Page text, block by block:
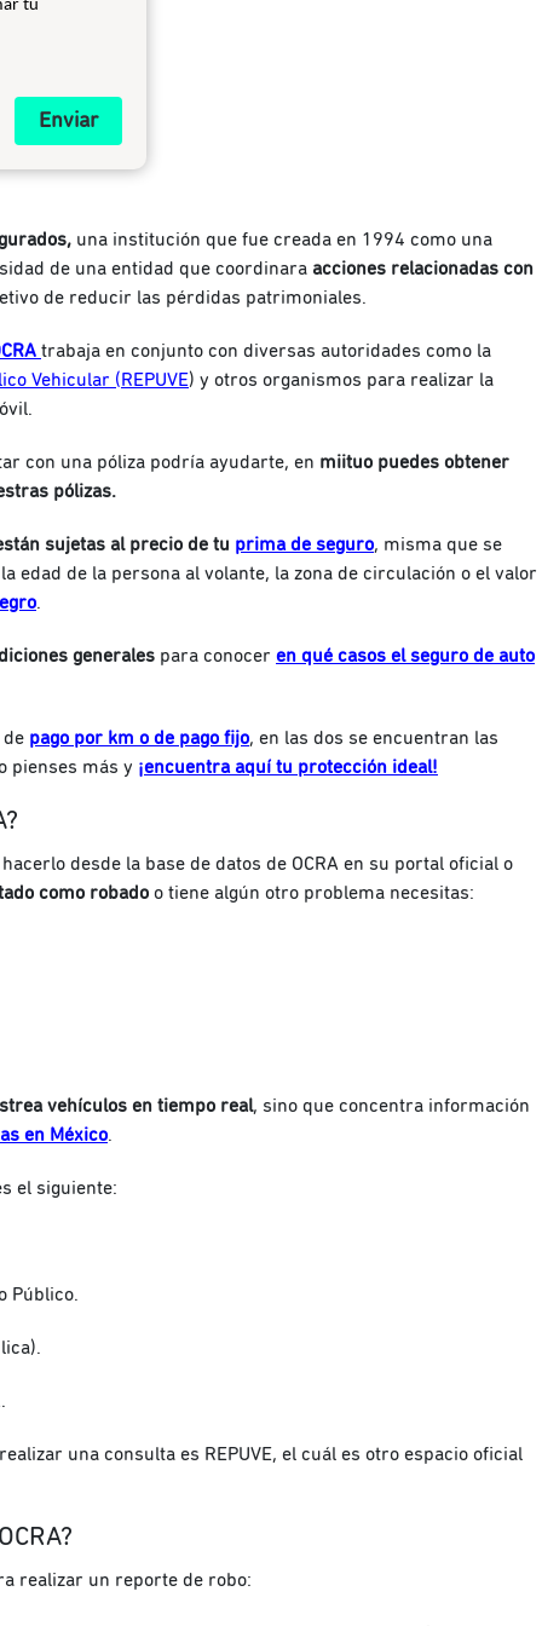
Enviar
una institución que fue creada en 1994 como una
de una entidad que coordinara acciones relacionadas con
de reducir las pérdidas patrimoniales.
trabaja en conjunto con diversas autoridades como la
Vehicular (REPUVE) y otros organismos para realizar la
con una póliza podría ayudarte, en miituo puedes obtener
pólizas.
sujetas al precio de tu prima de seguro, misma que se
edad de la persona al volante, la zona de circulación o el valor
.
generales para conocer en qué casos el seguro de auto
de pago por km o de pago fijo, en las dos se encuentran las
pienses más y ¡encuentra aquí tu protección ideal!
desde la base de datos de OCRA en su portal oficial o
como robado o tiene algún otro problema necesitas:
vehículos en tiempo real, sino que concentra información
en México.
el siguiente:
Público.
una consulta es REPUVE, el cuál es otro espacio oficial
realizar un reporte de robo: